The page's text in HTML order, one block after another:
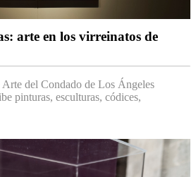
arte en los virreinatos de
del Condado de Los Ángeles
pinturas, esculturas, códices,